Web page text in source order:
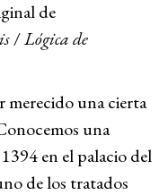
de
/Lógica de
merecido una cierta
una
en el palacio del
de los tratados